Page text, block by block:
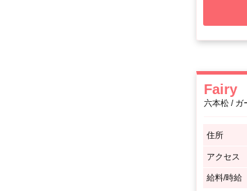
Fairy
六本松 / ガ
住所
アクセス
給料/時給